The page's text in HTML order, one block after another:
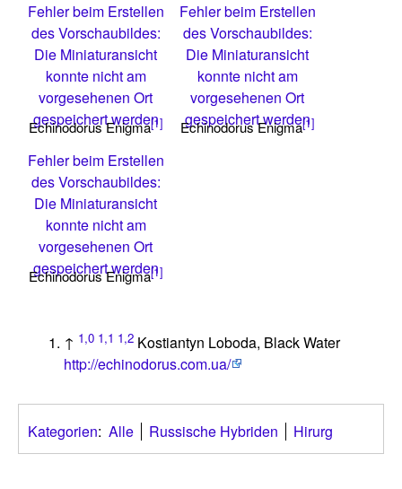
Fehler beim Erstellen
des Vorschaubildes:
Die Miniaturansicht
konnte nicht am
vorgesehenen Ort
gespeichert werden
Echinodorus Enigma[1]
Fehler beim Erstellen
des Vorschaubildes:
Die Miniaturansicht
konnte nicht am
vorgesehenen Ort
gespeichert werden
Echinodorus Enigma[1]
Fehler beim Erstellen
des Vorschaubildes:
Die Miniaturansicht
konnte nicht am
vorgesehenen Ort
gespeichert werden
Echinodorus Enigma[1]
↑ 1,0 1,1 1,2 Kostiantyn Loboda, Black Water
http://echinodorus.com.ua/
Kategorien: Alle Russische Hybriden Hirurg